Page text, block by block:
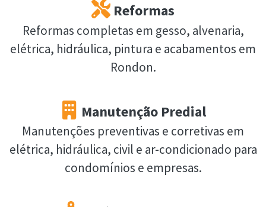
Reformas
Reformas completas em gesso, alvenaria,
elétrica, hidráulica, pintura e acabamentos em
Rondon.
Manutenção Predial
Manutenções preventivas e corretivas em
elétrica, hidráulica, civil e ar-condicionado para
condomínios e empresas.